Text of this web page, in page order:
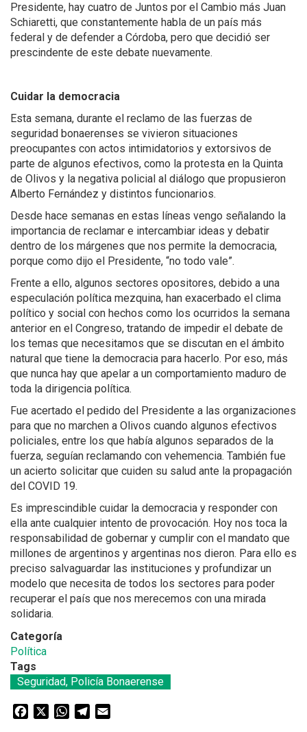
Presidente, hay cuatro de Juntos por el Cambio más Juan
Schiaretti, que constantemente habla de un país más
federal y de defender a Córdoba, pero que decidió ser
prescindente de este debate nuevamente.
Cuidar la democracia
Esta semana, durante el reclamo de las fuerzas de
seguridad bonaerenses se vivieron situaciones
preocupantes con actos intimidatorios y extorsivos de
parte de algunos efectivos, como la protesta en la Quinta
de Olivos y la negativa policial al diálogo que propusieron
Alberto Fernández y distintos funcionarios.
Desde hace semanas en estas líneas vengo señalando la
importancia de reclamar e intercambiar ideas y debatir
dentro de los márgenes que nos permite la democracia,
porque como dijo el Presidente, “no todo vale”.
Frente a ello, algunos sectores opositores, debido a una
especulación política mezquina, han exacerbado el clima
político y social con hechos como los ocurridos la semana
anterior en el Congreso, tratando de impedir el debate de
los temas que necesitamos que se discutan en el ámbito
natural que tiene la democracia para hacerlo. Por eso, más
que nunca hay que apelar a un comportamiento maduro de
toda la dirigencia política.
Fue acertado el pedido del Presidente a las organizaciones
para que no marchen a Olivos cuando algunos efectivos
policiales, entre los que había algunos separados de la
fuerza, seguían reclamando con vehemencia. También fue
un acierto solicitar que cuiden su salud ante la propagación
del COVID 19.
Es imprescindible cuidar la democracia y responder con
ella ante cualquier intento de provocación. Hoy nos toca la
responsabilidad de gobernar y cumplir con el mandato que
millones de argentinos y argentinas nos dieron. Para ello es
preciso salvaguardar las instituciones y profundizar un
modelo que necesita de todos los sectores para poder
recuperar el país que nos merecemos con una mirada
solidaria.
Categoría
Política
Tags
Seguridad, Policía Bonaerense
Facebook WhatsAppTelegram